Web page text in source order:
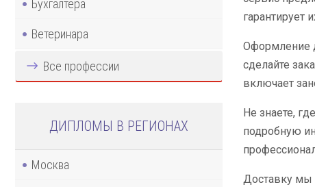
Бухгалтера
Ветеринара
Все профессии
ДИПЛОМЫ В РЕГИОНАХ
Москва
гарантирует
Оформление
сделайте
включает
Не знаете,
подробную
Доставку мы